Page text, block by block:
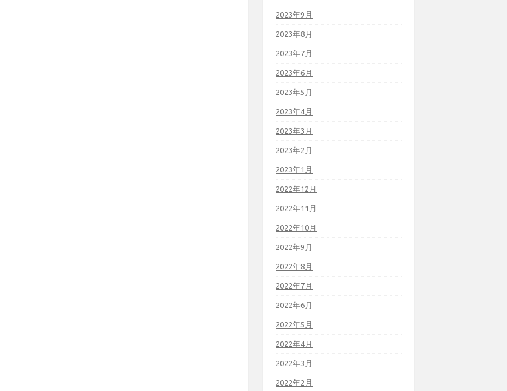
2023年9月
2023年8月
2023年7月
2023年6月
2023年5月
2023年4月
2023年3月
2023年2月
2023年1月
2022年12月
2022年11月
2022年10月
2022年9月
2022年8月
2022年7月
2022年6月
2022年5月
2022年4月
2022年3月
2022年2月